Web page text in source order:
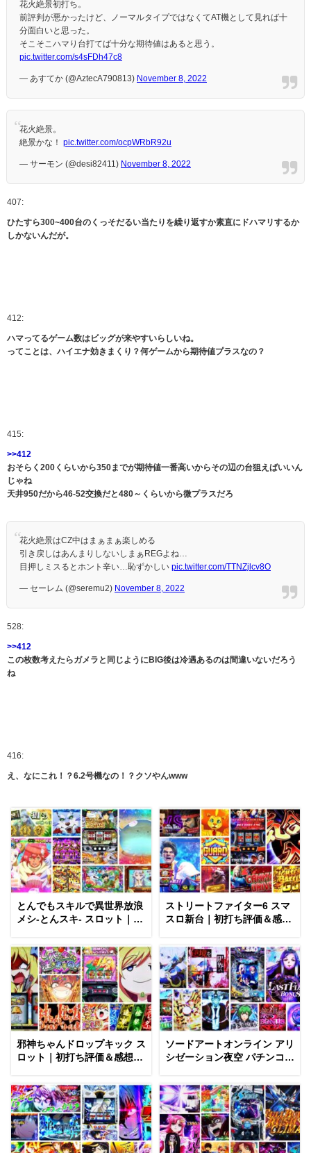
花火絶景初打ち。
前評判が悪かったけど、ノーマルタイプではなくてAT機として見れば十
分面白いと思った。
そこそこハマり台打てば十分な期待値はあると思う。
pic.twitter.com/s4sFDh47c8
— あすてか (@AztecA790813) November 8, 2022
花火絶景。
絶景かな！ pic.twitter.com/ocpWRbR92u
— サーモン (@desi82411) November 8, 2022
407:
ひたすら300~400台のくっそだるい当たりを繰り返すか素直にドハマリするか
しかないんだが。
412:
ハマってるゲーム数はビッグが来やすいらしいね。
ってことは、ハイエナ効きまくり？何ゲームから期待値プラスなの？
415:
>>412
おそらく200くらいから350までが期待値一番高いからその辺の台狙えばいいん
じゃね
天井950だから46-52交換だと480～くらいから微プラスだろ
花火絶景はCZ中はまぁまぁ楽しめる
引き戻しはあんまりしないしまぁREGよね…
目押しミスるとホント辛い…恥ずかしい pic.twitter.com/TTNZjlcv8O
— セーレム (@seremu2) November 8, 2022
528:
>>412
この枚数考えたらガメラと同じようにBIG後は冷遇あるのは間違いないだろう
ね
416:
え、なにこれ！？6.2号機なの！？クソやんwww
とんでもスキルで異世界放浪
メシ-とんスキ- スロット｜初
まとめ
ストリートファイター6 スマ
スロ新台｜初打ち評価＆感
邪神ちゃんドロップキック ス
ロット｜初打ち評価＆感想、
ソードアートオンライン アリ
シゼーション夜空 パチンコ新
Twitter報告まとめ